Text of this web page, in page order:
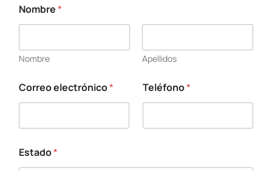
Nombre*
Nombre Apellidos
T
e
é
o
Correo electrónico* Teléfono*
Estado*